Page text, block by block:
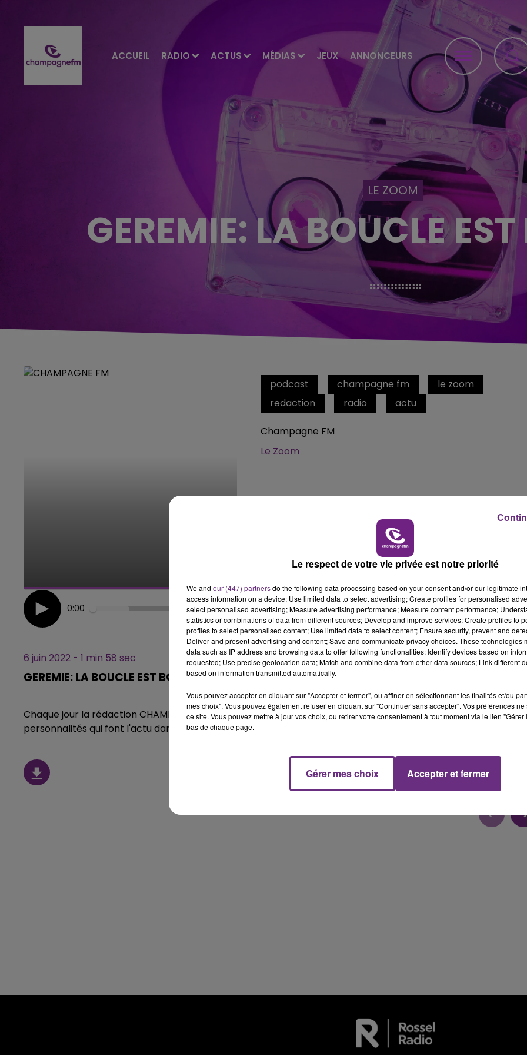
ACCUEIL RADIO ACTUS MÉDIAS JEUX ANNONCEURS
10h00 - 14h00
LE TICKET DE CAISSE
LE ZOOM
GEREMIE: LA BOUCLE
podcast champagne fm
le zoom
redaction
radio actu
Champagne FM
Le Zoom
0:00 1 min 58
6 juin 2022 - 1 min 58 sec
GEREMIE: LA BOUCLE EST BOUCLÉE !
Chaque jour la rédaction CHAMPAGNE FM, vous propose un ZOOM sur un sujet d'actualité. Rencontre avec les
personnalités qui font l'actu dans notre région.
Le respect de votre vie privée est notre priorité
We and our (447) partnersdo the following data processing based on your consent and/or our legitimate
access information on a device; Use limited data to select advertising; Create profiles for personalised
select personalised advertising; Measure advertising performance; Measure content performance;
statistics or combinations of data from different sources; Develop and improve services; Create profiles to
profiles to select personalised content; Use limited data to select content; Ensure security, prevent and
Deliver and present advertising and content; Save and communicate privacy choices. These technologies
data such as IP address and browsing data to offer following functionalities: Identify devices based on
requested; Use precise geolocation data; Match and combine data from other data sources; Link different
based on information transmitted automatically.
Vous pouvez accepter en cliquant sur "Accepter et fermer", ou affiner en sélectionnant les finalités et/ou
mes choix". Vous pouvez également refuser en cliquant sur "Continuer sans accepter". Vos préférences
ce site. Vous pouvez mettre à jour vos choix, ou retirer votre consentement à tout moment via le lien
bas de chaque page.
Gérer mes choix Accepter et fermer